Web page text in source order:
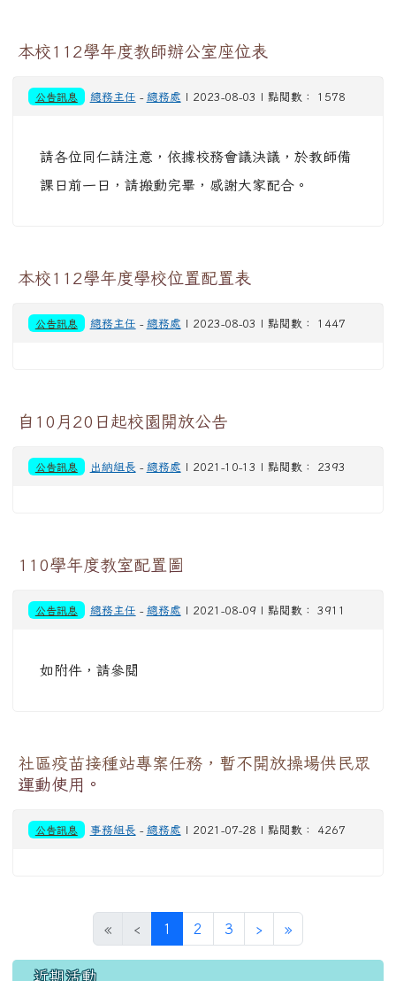
本校112學年度教師辦公室座位表
公告訊息 總務主任 - 總務處 | 2023-08-03 | 點閱數： 1578
請各位同仁請注意，依據校務會議決議，於教師備
課日前一日，請搬動完畢，感謝大家配合。
本校112學年度學校位置配置表
公告訊息 總務主任 - 總務處 | 2023-08-03 | 點閱數： 1447
自10月20日起校園開放公告
公告訊息 出納組長 - 總務處 | 2021-10-13 | 點閱數： 2393
110學年度教室配置圖
公告訊息 總務主任 - 總務處 | 2021-08-09 | 點閱數： 3911
如附件，請參閱
社區疫苗接種站專案任務，暫不開放操場供民眾
運動使用。
公告訊息 事務組長 - 總務處 | 2021-07-28 | 點閱數： 4267
« ‹ 1 (目前頁次)
2 3 ›下一頁
»最後頁
左邊區域內容
近期活動